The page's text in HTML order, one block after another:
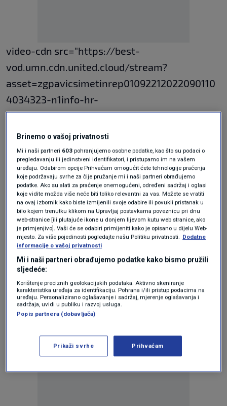
video-cdn src="https://best-
vod.umn.cdn.united.cloud/stream?
asset=zgpavicsimetinrep01092212022090110
4034323-n1info-hr-
worldwide&stream=hp1400&t=0&player=m3
u8v&sp=n1info&u=n1info&p=n1Sh4redSecre7i
Nf0" video-id="5063286"]
N1 pratite putem aplikacija zaAndroid|iPhone/iPad
društvenih mrežaTwitter|Facebook| Instagram.
Teme
IVANA PAVIĆ ŠIMETIN
Brinemo o vašoj privatnosti
Mi i naši partneri 603 pohranjujemo osobne podatke, kao što su podaci o
pregledavanju ili jedinstveni identifikatori, i pristupamo im na vašem
uređaju. Odabirom opcije Prihvaćam omogućit ćete tehnologije praćenja
koje podržavaju svrhe za čije pružanje mi i naši partneri obrađujemo
podatke. Ako su alati za praćenje onemogućeni, određeni sadržaj i oglasi
koje vidite možda više neće biti toliko relevantni za vas. Možete se vratiti
na ovaj izbornik kako biste izmijenili svoje odabire ili povukli pristanak u
bilo kojem trenutku klikom na Upravljaj postavkama poveznicu pri dnu
web-stranice [ili plutajuće ikone u donjem lijevom kutu web stranice, ako
je primjenjivo]. Vaši će se odabiri primijeniti kako je opisano u dijelu Web-
mjesto. Za više pojedinosti pogledajte našu Politiku privatnosti. Dodatne
informacije o vašoj privatnosti
Mi i naši partneri obrađujemo podatke kako bismo pružili
sljedeće:
Korištenje preciznih geolokacijskih podataka. Aktivno skeniranje
karakteristika uređaja za identifikaciju. Pohrana i/ili pristup podacima na
uređaju. Personalizirano oglašavanje i sadržaj, mjerenje oglašavanja i
sadržaja, uvidi u publiku i razvoj usluga.
Popis partnera (dobavljača)
Prikaži svrhe Prihvaćam